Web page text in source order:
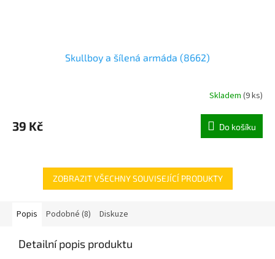
Skullboy a šílená armáda (8662)
Skladem (9 ks)
39 Kč Do košíku
ZOBRAZIT VŠECHNY SOUVISEJÍCÍ PRODUKTY
Popis Podobné (8) Diskuze
Detailní popis produktu